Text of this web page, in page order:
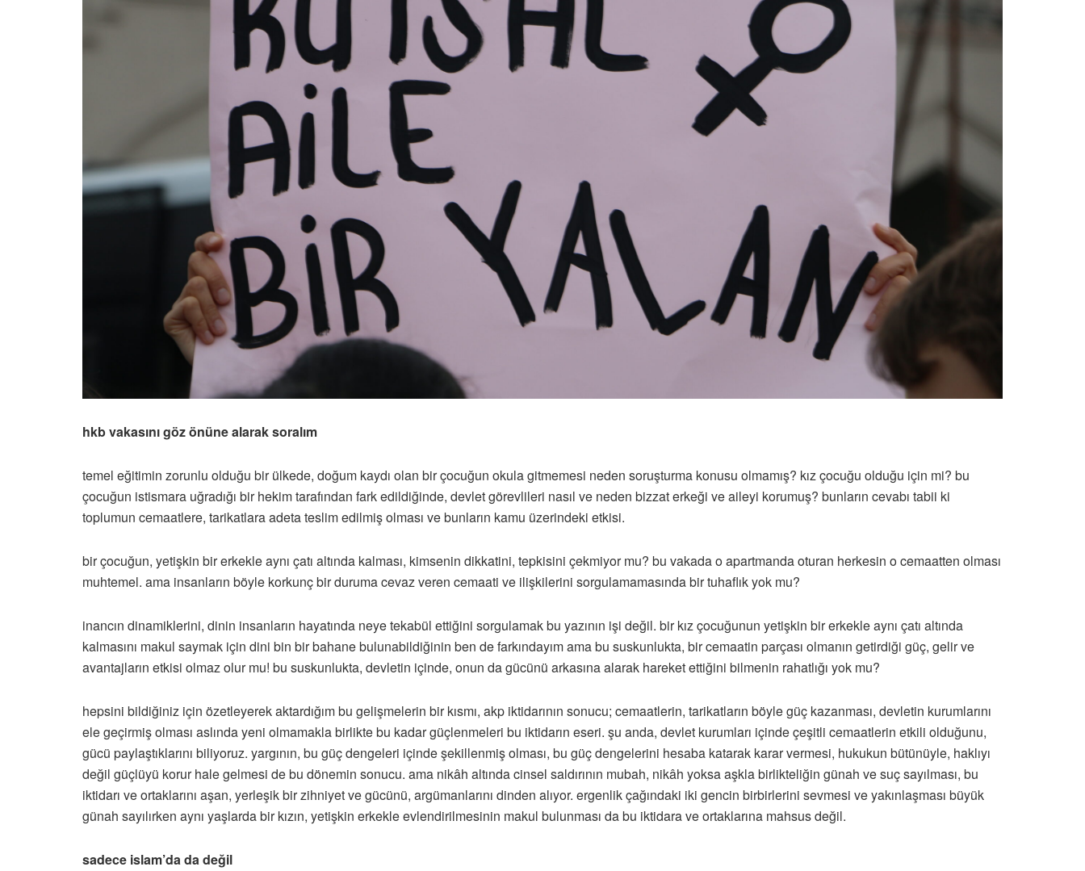
hkb vakasını göz önüne alarak soralım
temel eğitimin zorunlu olduğu bir ülkede, doğum kaydı olan bir çocuğun okula gitmemesi neden soruşturma konusu olmamış? kız çocuğu olduğu için mi? bu
çocuğun istismara uğradığı bir hekim tarafından fark edildiğinde, devlet görevlileri nasıl ve neden bizzat erkeği ve aileyi korumuş? bunların cevabı tabii ki
toplumun cemaatlere, tarikatlara adeta teslim edilmiş olması ve bunların kamu üzerindeki etkisi.
bir çocuğun, yetişkin bir erkekle aynı çatı altında kalması, kimsenin dikkatini, tepkisini çekmiyor mu? bu vakada o apartmanda oturan herkesin o cemaatten olması
muhtemel. ama insanların böyle korkunç bir duruma cevaz veren cemaati ve ilişkilerini sorgulamamasında bir tuhaflık yok mu?
inancın dinamiklerini, dinin insanların hayatında neye tekabül ettiğini sorgulamak bu yazının işi değil. bir kız çocuğunun yetişkin bir erkekle aynı çatı altında
kalmasını makul saymak için dini bin bir bahane bulunabildiğinin ben de farkındayım ama bu suskunlukta, bir cemaatin parçası olmanın getirdiği güç, gelir ve
avantajların etkisi olmaz olur mu! bu suskunlukta, devletin içinde, onun da gücünü arkasına alarak hareket ettiğini bilmenin rahatlığı yok mu?
hepsini bildiğiniz için özetleyerek aktardığım bu gelişmelerin bir kısmı, akp iktidarının sonucu; cemaatlerin, tarikatların böyle güç kazanması, devletin kurumlarını
ele geçirmiş olması aslında yeni olmamakla birlikte bu kadar güçlenmeleri bu iktidarın eseri. şu anda, devlet kurumları içinde çeşitli cemaatlerin etkili olduğunu,
gücü paylaştıklarını biliyoruz. yargının, bu güç dengeleri içinde şekillenmiş olması, bu güç dengelerini hesaba katarak karar vermesi, hukukun bütünüyle, haklıyı
değil güçlüyü korur hale gelmesi de bu dönemin sonucu. ama nikâh altında cinsel saldırının mubah, nikâh yoksa aşkla birlikteliğin günah ve suç sayılması, bu
iktidarı ve ortaklarını aşan, yerleşik bir zihniyet ve gücünü, argümanlarını dinden alıyor. ergenlik çağındaki iki gencin birbirlerini sevmesi ve yakınlaşması büyük
günah sayılırken aynı yaşlarda bir kızın, yetişkin erkekle evlendirilmesinin makul bulunması da bu iktidara ve ortaklarına mahsus değil.
sadece islam’da da değil